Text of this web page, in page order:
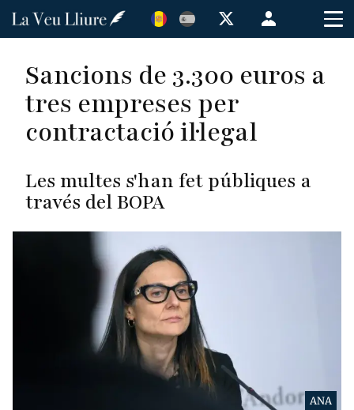
Vés
Menú
de
de
Sancions de 3.300 euros a
tres empreses per
contractació il·legal
Les multes s'han fet públiques a
través del BOPA
ANA